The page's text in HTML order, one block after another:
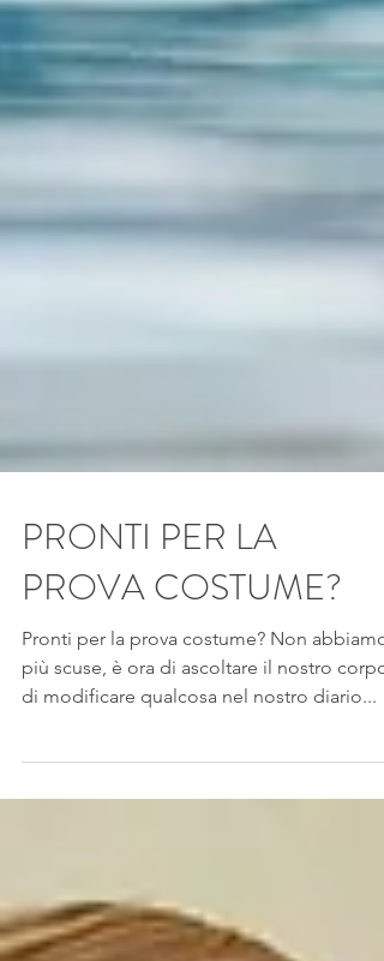
PRONTI PER LA
PROVA COSTUME?
Pronti per la prova costume? Non abbiamo
più scuse, è ora di ascoltare il nostro corpo